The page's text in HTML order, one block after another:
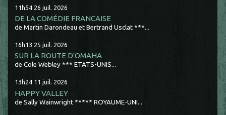
11h54 26 juil. 2026
DE LA COMÉDIE FRANCAISE
de Martin Darondeau et Bertrand Usclat ***...
16h13 25 juil. 2026
SUR LA ROUTE D'OMAHA
de Cole Webley *** ETATS-UNIS...
13h24 11 juil. 2026
HAPPY VALLEY
de Sally Wainwright ***** ROYAUME-UNI...